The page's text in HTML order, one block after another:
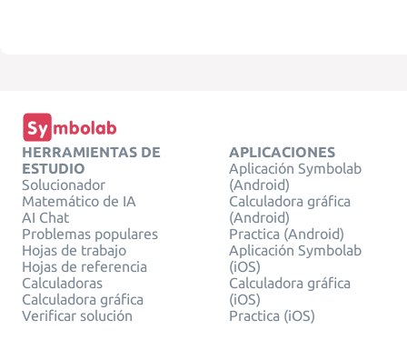
HERRAMIENTAS DE
ESTUDIO
Solucionador
Matemático de IA
AI Chat
Problemas populares
Hojas de trabajo
Hojas de referencia
Calculadoras
Calculadora gráfica
Verificar solución
APLICACIONES
Aplicación Symbolab
(Android)
Calculadora gráfica
(Android)
Practica (Android)
Aplicación Symbolab
(iOS)
Calculadora gráfica
(iOS)
Practica (iOS)